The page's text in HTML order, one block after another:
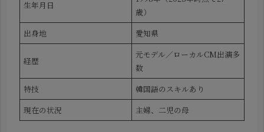
生年月日
歳）
出身地
愛知県
経歴
元モデル／ローカルCM出演多
数
特技
韓国語のスキルあり
現在の状況
主婦、二児の母